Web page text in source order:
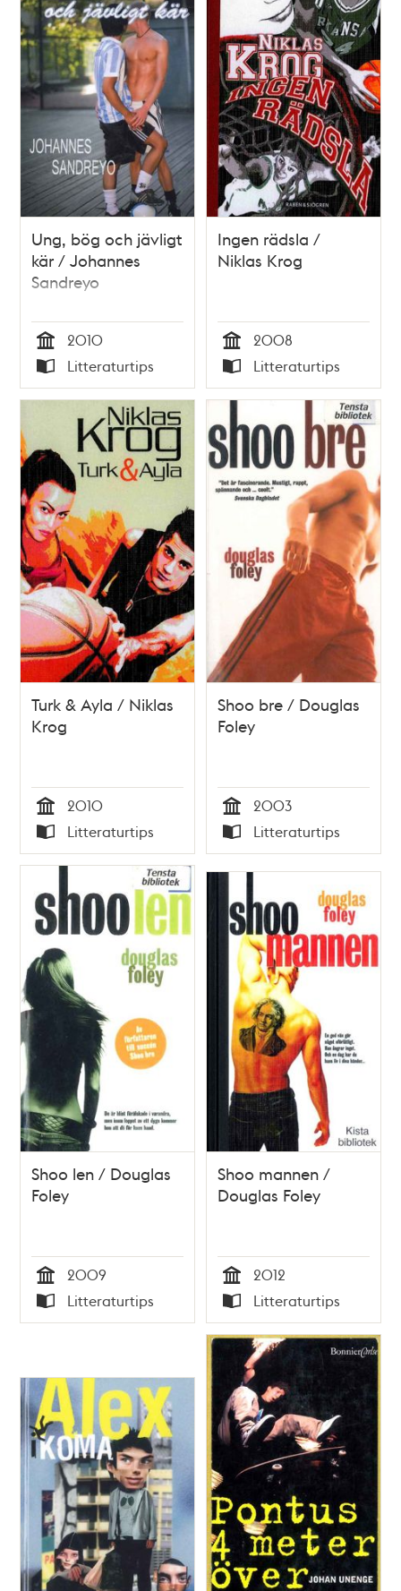
Ung, bög och jävligt
kär / Johannes
Sandreyo
Tid
2010
Typ
Litteraturtips
Ingen rädsla /
Niklas Krog
Tid
2008
Typ
Litteraturtips
Turk & Ayla / Niklas
Krog
Tid
2010
Typ
Litteraturtips
Shoo bre / Douglas
Foley
Tid
2003
Typ
Litteraturtips
Shoo len / Douglas
Foley
Tid
2009
Typ
Litteraturtips
Shoo mannen /
Douglas Foley
Tid
2012
Typ
Litteraturtips